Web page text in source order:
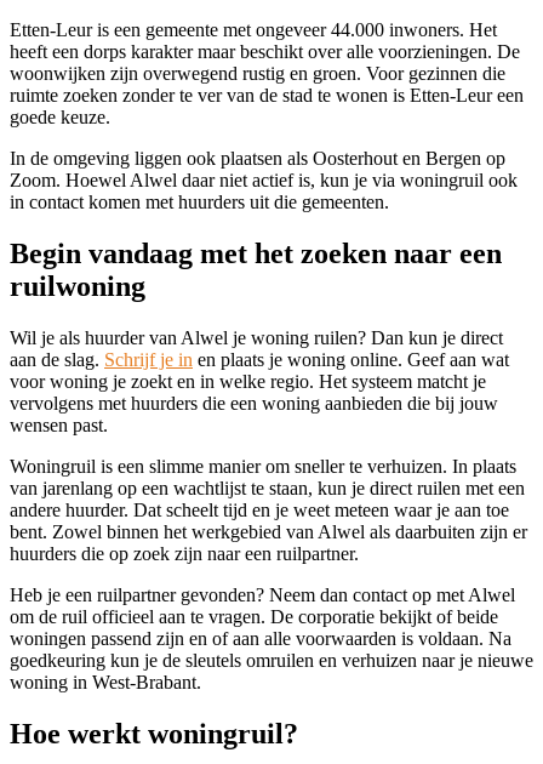
Etten-Leur is een gemeente met ongeveer 44.000 inwoners. Het
heeft een dorps karakter maar beschikt over alle voorzieningen. De
woonwijken zijn overwegend rustig en groen. Voor gezinnen die
ruimte zoeken zonder te ver van de stad te wonen is Etten-Leur een
goede keuze.
In de omgeving liggen ook plaatsen als Oosterhout en Bergen op
Zoom. Hoewel Alwel daar niet actief is, kun je via woningruil ook
in contact komen met huurders uit die gemeenten.
Begin vandaag met het zoeken naar een
ruilwoning
Wil je als huurder van Alwel je woning ruilen? Dan kun je direct
aan de slag. Schrijf je in en plaats je woning online. Geef aan wat
voor woning je zoekt en in welke regio. Het systeem matcht je
vervolgens met huurders die een woning aanbieden die bij jouw
wensen past.
Woningruil is een slimme manier om sneller te verhuizen. In plaats
van jarenlang op een wachtlijst te staan, kun je direct ruilen met een
andere huurder. Dat scheelt tijd en je weet meteen waar je aan toe
bent. Zowel binnen het werkgebied van Alwel als daarbuiten zijn er
huurders die op zoek zijn naar een ruilpartner.
Heb je een ruilpartner gevonden? Neem dan contact op met Alwel
om de ruil officieel aan te vragen. De corporatie bekijkt of beide
woningen passend zijn en of aan alle voorwaarden is voldaan. Na
goedkeuring kun je de sleutels omruilen en verhuizen naar je nieuwe
woning in West-Brabant.
Hoe werkt woningruil?